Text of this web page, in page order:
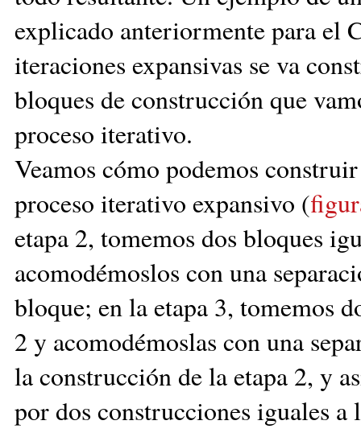
explicado anteriormente para el
iteraciones expansivas se va
bloques de construcción que
proceso iterativo.
Veamos cómo podemos
proceso iterativo expansivo (
etapa 2, tomemos dos bloques
acomodémoslos con una
bloque; en la etapa 3, tomemos
2 y acomodémoslas con una
la construcción de la etapa 2, y
por dos construcciones iguales a